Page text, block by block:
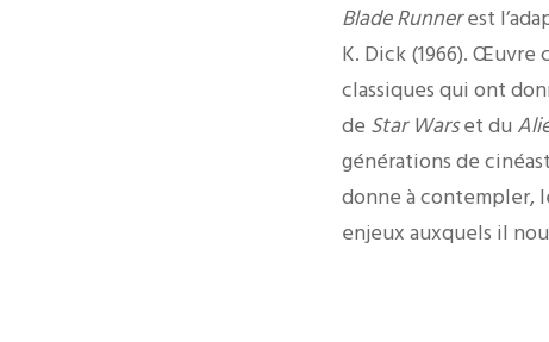
Blade Runnerest
K. Dick (1966). Œuvre
classiques qui ont
de Star Warset du
générations de
donne à contempler,
enjeux auxquels il